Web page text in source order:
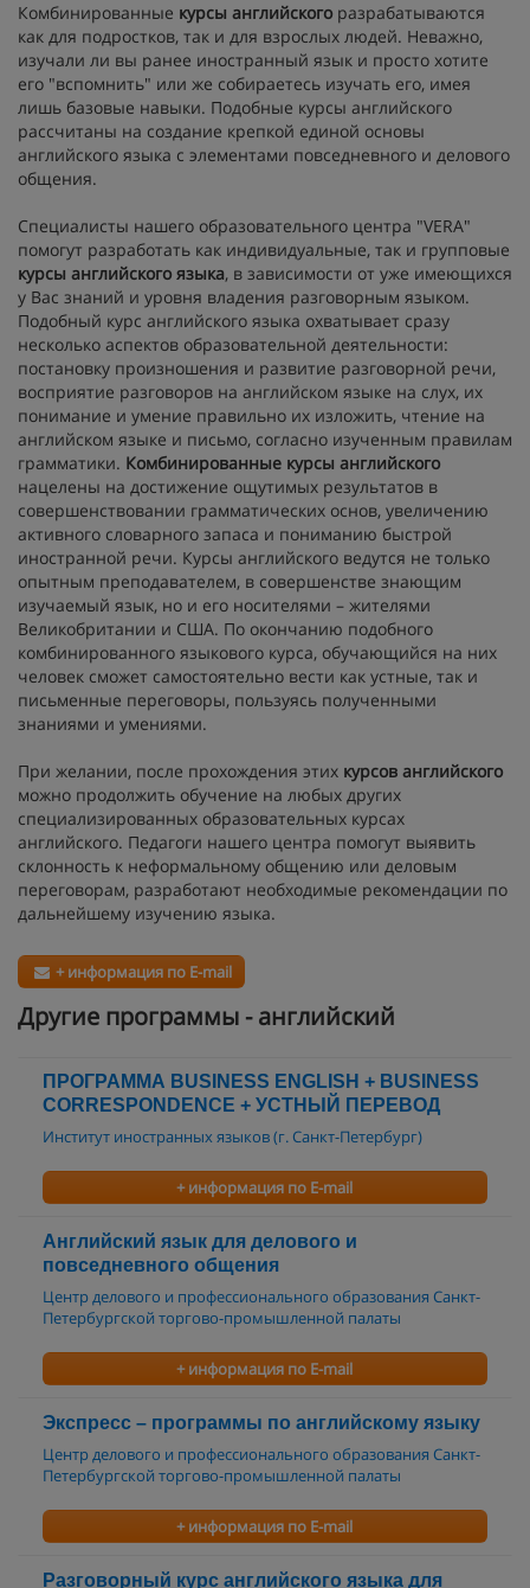
Комбинированные курсы английского разрабатываются
как для подростков, так и для взрослых людей. Неважно,
изучали ли вы ранее иностранный язык и просто хотите
его "вспомнить" или же собираетесь изучать его, имея
лишь базовые навыки. Подобные курсы английского
рассчитаны на создание крепкой единой основы
английского языка с элементами повседневного и делового
общения.
Специалисты нашего образовательного центра "VERA"
помогут разработать как индивидуальные, так и групповые
курсы английского языка, в зависимости от уже имеющихся
у Вас знаний и уровня владения разговорным языком.
Подобный курс английского языка охватывает сразу
несколько аспектов образовательной деятельности:
постановку произношения и развитие разговорной речи,
восприятие разговоров на английском языке на слух, их
понимание и умение правильно их изложить, чтение на
английском языке и письмо, согласно изученным правилам
грамматики. Комбинированные курсы английского
нацелены на достижение ощутимых результатов в
совершенствовании грамматических основ, увеличению
активного словарного запаса и пониманию быстрой
иностранной речи. Курсы английского ведутся не только
опытным преподавателем, в совершенстве знающим
изучаемый язык, но и его носителями – жителями
Великобритании и США. По окончанию подобного
комбинированного языкового курса, обучающийся на них
человек сможет самостоятельно вести как устные, так и
письменные переговоры, пользуясь полученными
знаниями и умениями.
При желании, после прохождения этих курсов английского
можно продолжить обучение на любых других
специализированных образовательных курсах
английского. Педагоги нашего центра помогут выявить
склонность к неформальному общению или деловым
переговорам, разработают необходимые рекомендации по
дальнейшему изучению языка.
+ информация по E-mail
Другие программы - английский
ПРОГРАММА BUSINESS ENGLISH + BUSINESS
CORRESPONDENCE + УСТНЫЙ ПЕРЕВОД
Институт иностранных языков (г. Санкт-Петербург)
+ информация по E-mail
Английский язык для делового и
повседневного общения
Центр делового и профессионального образования Санкт-
Петербургской торгово-промышленной палаты
+ информация по E-mail
Экспресс – программы по английскому языку
Центр делового и профессионального образования Санкт-
Петербургской торгово-промышленной палаты
+ информация по E-mail
Разговорный курс английского языка для